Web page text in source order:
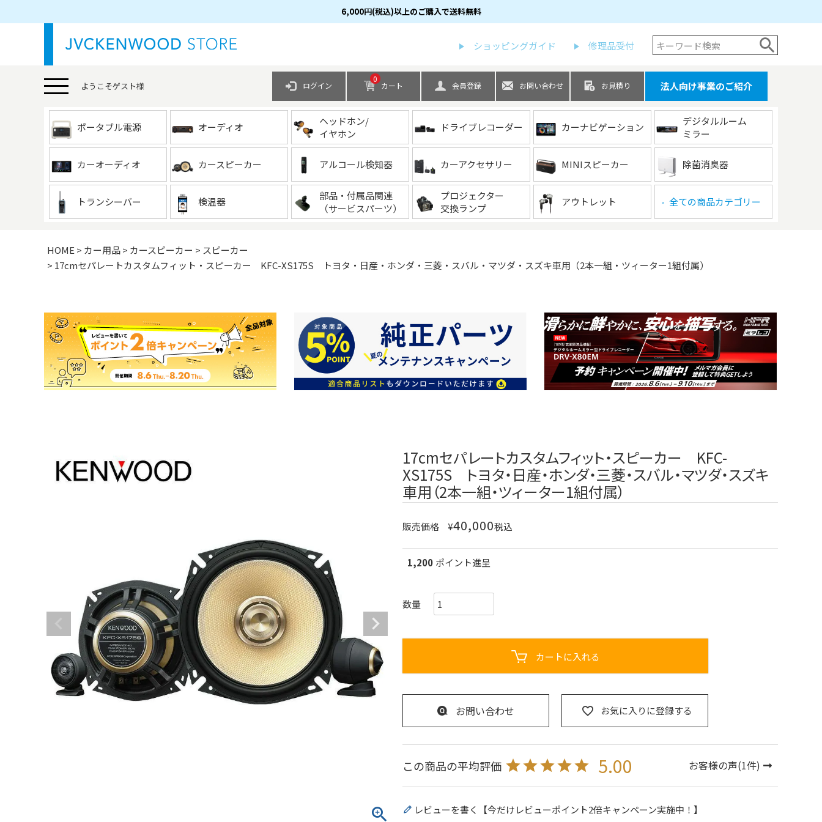
6,000円(税込)以上のご購入で送料無料
ショッピングガイド 修理品受付
検索
ようこそゲスト様 ログイン
0
カート 会員登録 お問い合わせ お見積り 法人向け事業のご紹介
ポータブル電源 オーディオ
ヘッドホン/
イヤホン
ドライブレコーダー カーナビゲーション
デジタルルーム
ミラー
カーオーディオ カースピーカー アルコール検知器 カーアクセサリー MINIスピーカー 除菌消臭器
トランシーバー 検温器
部品・付属品関連
（サービスパーツ）
プロジェクター
交換ランプ
アウトレット ▶ 全ての商品カテゴリー
HOME カー用品 カースピーカー
スピーカー
17cmセパレートカスタムフィット・スピーカー KFC-XS175S トヨタ・日産・ホンダ・三菱・スバル・マツダ・スズキ車用（2本一組・ツィーター1組付属）
17cmセパレートカスタムフィット・スピーカー KFC-
XS175S トヨタ・日産・ホンダ・三菱・スバル・マツダ・スズキ
車用（2本一組・ツィーター1組付属）
販売価格 ¥40,000税込
1,200 ポイント進呈
お気に入りに登録する
カートに入れる
お問い合わせ
5.00 お客様の声(1件)
レビューを書く【今だけレビューポイント2倍キャンペーン実施中！】